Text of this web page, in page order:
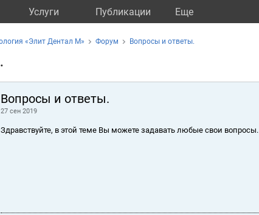
Услуги Публикации Eще
«Элит Дентал М» Форум Вопросы и ответы.
Вопросы и ответы.
27 сен 2019
Здравствуйте, в этой теме Вы можете задавать любые свои вопросы.